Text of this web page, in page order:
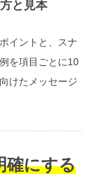
と見本
イントと、スナ
を項目ごとに10
けたメッセージ
確にする